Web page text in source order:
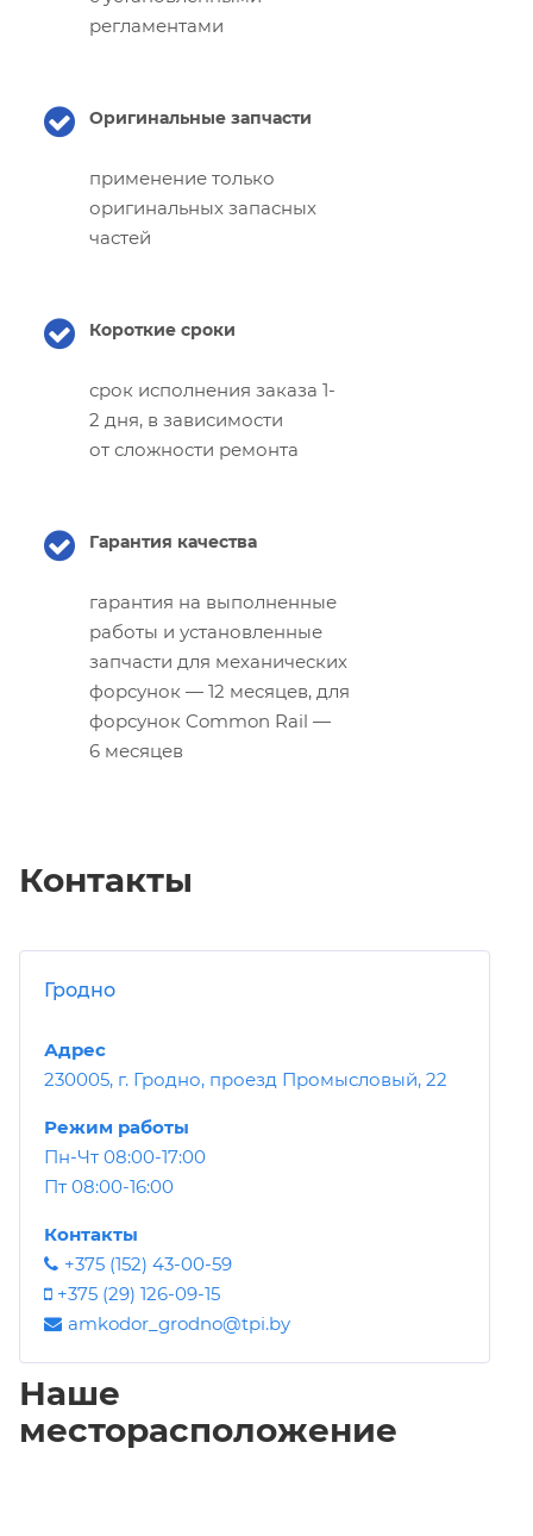
регламентами
Оригинальные запчасти
применение только
оригинальных запасных
частей
Короткие сроки
срок исполнения заказа 1-
2 дня, в зависимости
от сложности ремонта
Гарантия качества
гарантия на выполненные
работы и установленные
запчасти для механических
форсунок — 12 месяцев, для
форсунок Common Rail —
6 месяцев
Контакты
Гродно
Адрес
230005, г. Гродно, проезд Промысловый, 22
Режим работы
Пн-Чт 08:00-17:00
Пт 08:00-16:00
Контакты
+375 (152) 43-00-59
+375 (29) 126-09-15
amkodor_grodno@tpi.by
Наше
месторасположение